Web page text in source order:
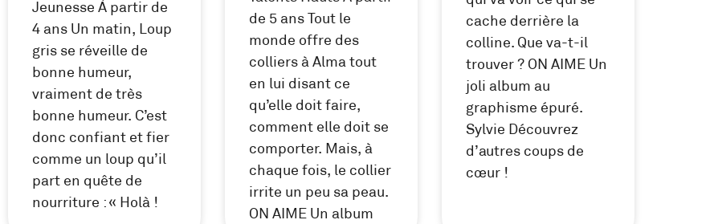
Jeunesse À partir de
4 ans Un matin, Loup
gris se réveille de
bonne humeur,
vraiment de très
bonne humeur. C’est
donc confiant et fier
comme un loup qu’il
part en quête de
nourriture : « Holà !
de 5 ans Tout le
monde offre des
colliers à Alma tout
en lui disant ce
qu’elle doit faire,
comment elle doit se
comporter. Mais, à
chaque fois, le collier
irrite un peu sa peau.
ON AIME Un album
cache derrière la
colline. Que va-t-il
trouver ? ON AIME Un
joli album au
graphisme épuré.
Sylvie Découvrez
d’autres coups de
cœur !